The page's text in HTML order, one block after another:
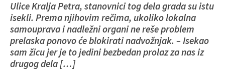
Ulice Kralja Petra, stanovnici tog dela grada su istu
isekli. Prema njihovim rečima, ukoliko lokalna
samouprava i nadležni organi ne reše problem
prelaska ponovo će blokirati nadvožnjak. – Isekao
sam žicu jer je to jedini bezbedan prolaz za nas iz
drugog dela […]